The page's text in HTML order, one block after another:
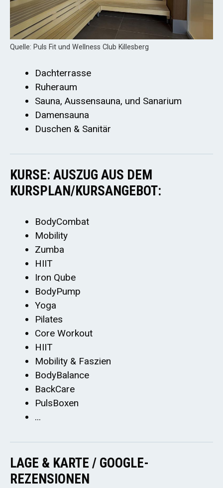
Quelle: Puls Fit und Wellness Club Killesberg
Dachterrasse
Ruheraum
Sauna, Aussensauna, und Sanarium
Damensauna
Duschen & Sanitär
KURSE: AUSZUG AUS DEM
KURSPLAN/KURSANGEBOT:
BodyCombat
Mobility
Zumba
HIIT
Iron Qube
BodyPump
Yoga
Pilates
Core Workout
HIIT
Mobility & Faszien
BodyBalance
BackCare
PulsBoxen
...
LAGE & KARTE / GOOGLE-
REZENSIONEN